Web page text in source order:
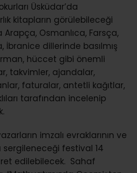
Üsküdar’da
kitapların görülebileceği
Osmanlıca, Farsça,
İbranice dillerinde basılmış
hüccet gibi önemli
takvimler, ajandalar,
faturalar, antetli kağıtlar,
tarafından incelenip
imzalı evraklarının ve
sergileneceği festival 14
edilebilecek. Sahaf